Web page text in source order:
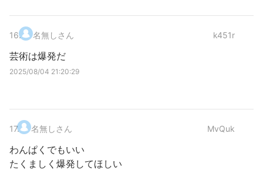
16. 名無しさん k451r
芸術は爆発だ
2025/08/04 21:20:29
17. 名無しさん MvQuk
わんぱくでもいい
たくましく爆発してほしい